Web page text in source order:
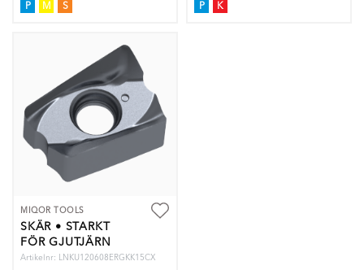
P M S P K
MIQOR TOOLS
SKÄR • STARKT
FÖR GJUTJÄRN
Artikelnr: LNKU120608ERGKK15CX